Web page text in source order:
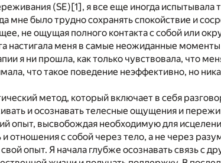
(SE)[1], я все еще иногда испытывала
мне было трудно сохранять спокойствие и
не ощущая полного контакта с собой или
настигала меня в самые неожиданные
я ни прошла, как только чувствовала, что
что такое поведение неэффективно, но
метод, который включает в себя
и осознавать телесные ощущения и
опыт, высвобождая необходимую для
отношения с собой через тело, а не через
опыт. Я начала глубже осознавать связь с